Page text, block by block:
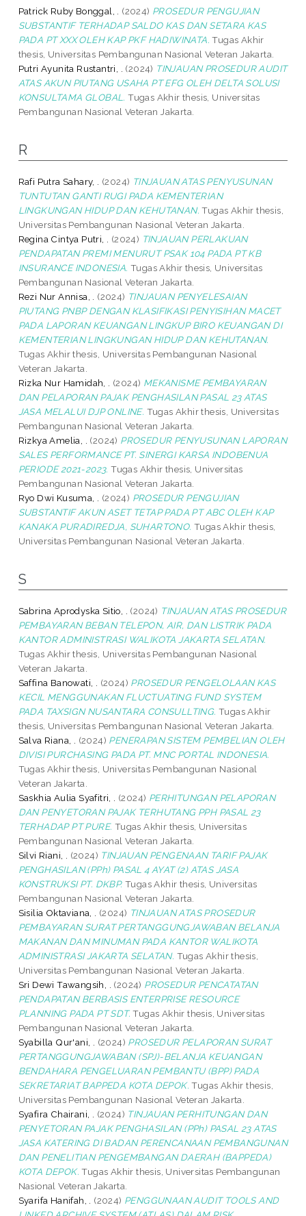
Patrick Ruby Bonggal, . (2024) PROSEDUR PENGUJIAN
SUBSTANTIF TERHADAP SALDO KAS DAN SETARA KAS
PADA PT XXX OLEH KAP PKF HADIWINATA. Tugas Akhir
thesis, Universitas Pembangunan Nasional Veteran Jakarta.
Putri Ayunita Rustantri, .
(2024) TINJAUAN PROSEDUR AUDIT
ATAS AKUN PIUTANG USAHA PT EFG OLEH DELTA SOLUSI
KONSULTAMA GLOBAL. Tugas Akhir thesis, Universitas
Pembangunan Nasional Veteran Jakarta.
R
Rafi Putra Sahary, . (2024) TINJAUAN ATAS PENYUSUNAN
TUNTUTAN GANTI RUGI PADA KEMENTERIAN
LINGKUNGAN HIDUP DAN KEHUTANAN. Tugas Akhir thesis,
Universitas Pembangunan Nasional Veteran Jakarta.
Regina Cintya Putri, .
(2024) TINJAUAN PERLAKUAN
PENDAPATAN PREMI MENURUT PSAK 104 PADA PT KB
INSURANCE INDONESIA. Tugas Akhir thesis, Universitas
Pembangunan Nasional Veteran Jakarta.
Rezi Nur Annisa, .
(2024) TINJAUAN PENYELESAIAN
PIUTANG PNBP DENGAN KLASIFIKASI PENYISIHAN MACET
PADA LAPORAN KEUANGAN LINGKUP BIRO KEUANGAN DI
KEMENTERIAN LINGKUNGAN HIDUP DAN KEHUTANAN.
Tugas Akhir thesis, Universitas Pembangunan Nasional
Veteran Jakarta.
Rizka Nur Hamidah, .
(2024) MEKANISME PEMBAYARAN
DAN PELAPORAN PAJAK PENGHASILAN PASAL 23 ATAS
JASA MELALUI DJP ONLINE. Tugas Akhir thesis, Universitas
Pembangunan Nasional Veteran Jakarta.
Rizkya Amelia, .
(2024) PROSEDUR PENYUSUNAN LAPORAN
SALES PERFORMANCE PT. SINERGI KARSA INDOBENUA
PERIODE 2021-2023. Tugas Akhir thesis, Universitas
Pembangunan Nasional Veteran Jakarta.
Ryo Dwi Kusuma, .
(2024) PROSEDUR PENGUJIAN
SUBSTANTIF AKUN ASET TETAP PADA PT ABC OLEH KAP
KANAKA PURADIREDJA, SUHARTONO. Tugas Akhir thesis,
Universitas Pembangunan Nasional Veteran Jakarta.
S
Sabrina Aprodyska Sitio, . (2024) TINJAUAN ATAS PROSEDUR
PEMBAYARAN BEBAN TELEPON, AIR, DAN LISTRIK PADA
KANTOR ADMINISTRASI WALIKOTA JAKARTA SELATAN.
Tugas Akhir thesis, Universitas Pembangunan Nasional
Veteran Jakarta.
Saffina Banowati, .
(2024) PROSEDUR PENGELOLAAN KAS
KECIL MENGGUNAKAN FLUCTUATING FUND SYSTEM
PADA TAXSIGN NUSANTARA CONSULLTING. Tugas Akhir
thesis, Universitas Pembangunan Nasional Veteran Jakarta.
Salva Riana, .
(2024) PENERAPAN SISTEM PEMBELIAN OLEH
DIVISI PURCHASING PADA PT. MNC PORTAL INDONESIA.
Tugas Akhir thesis, Universitas Pembangunan Nasional
Veteran Jakarta.
Saskhia Aulia Syafitri, .
(2024) PERHITUNGAN PELAPORAN
DAN PENYETORAN PAJAK TERHUTANG PPH PASAL 23
TERHADAP PT PURE. Tugas Akhir thesis, Universitas
Pembangunan Nasional Veteran Jakarta.
Silvi Riani, .
(2024) TINJAUAN PENGENAAN TARIF PAJAK
PENGHASILAN (PPh) PASAL 4 AYAT (2) ATAS JASA
KONSTRUKSI PT. DKBP. Tugas Akhir thesis, Universitas
Pembangunan Nasional Veteran Jakarta.
Sisilia Oktaviana, .
(2024) TINJAUAN ATAS PROSEDUR
PEMBAYARAN SURAT PERTANGGUNGJAWABAN BELANJA
MAKANAN DAN MINUMAN PADA KANTOR WALIKOTA
ADMINISTRASI JAKARTA SELATAN. Tugas Akhir thesis,
Universitas Pembangunan Nasional Veteran Jakarta.
Sri Dewi Tawangsih, .
(2024) PROSEDUR PENCATATAN
PENDAPATAN BERBASIS ENTERPRISE RESOURCE
PLANNING PADA PT SDT. Tugas Akhir thesis, Universitas
Pembangunan Nasional Veteran Jakarta.
Syabilla Qur'ani, .
(2024) PROSEDUR PELAPORAN SURAT
PERTANGGUNGJAWABAN (SPJ)-BELANJA KEUANGAN
BENDAHARA PENGELUARAN PEMBANTU (BPP) PADA
SEKRETARIAT BAPPEDA KOTA DEPOK. Tugas Akhir thesis,
Universitas Pembangunan Nasional Veteran Jakarta.
Syafira Chairani, .
(2024) TINJAUAN PERHITUNGAN DAN
PENYETORAN PAJAK PENGHASILAN (PPh) PASAL 23 ATAS
JASA KATERING DI BADAN PERENCANAAN PEMBANGUNAN
DAN PENELITIAN PENGEMBANGAN DAERAH (BAPPEDA)
KOTA DEPOK. Tugas Akhir thesis, Universitas Pembangunan
Nasional Veteran Jakarta.
Syarifa Hanifah, .
(2024) PENGGUNAAN AUDIT TOOLS AND